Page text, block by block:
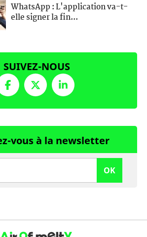
WhatsApp : L'application va-t-
elle signer la fin...
SUIVEZ-NOUS
vous à la newsletter
OK